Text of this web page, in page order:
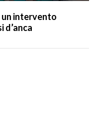
un intervento
d’anca